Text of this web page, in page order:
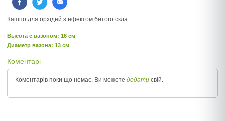
Кашпо для орхідей з ефектом битого скла
Высота c вазоном: 16 см
Диаметр вазона: 13 см
Коментарі
Коментарів поки що немає, Ви можете додати свій.